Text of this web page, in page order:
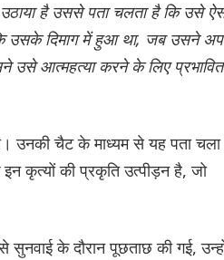
है उससे पता चलता है कि उसे
उसके दिमाग में हुआ था, जब उसने
उसे आत्महत्या करने के लिए प्रभावित
उनकी चैट के माध्यम से यह पता चला
कृत्यों की प्रकृति उत्पीड़न है, जो
के दौरान पूछताछ की गई,